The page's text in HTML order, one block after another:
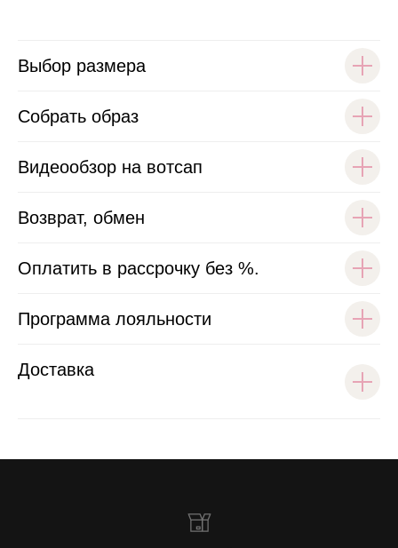
Выбор размера
Собрать образ
Видеообзор на вотсап
Возврат, обмен
Оплатить в рассрочку без %.
Программа лояльности
Доставка